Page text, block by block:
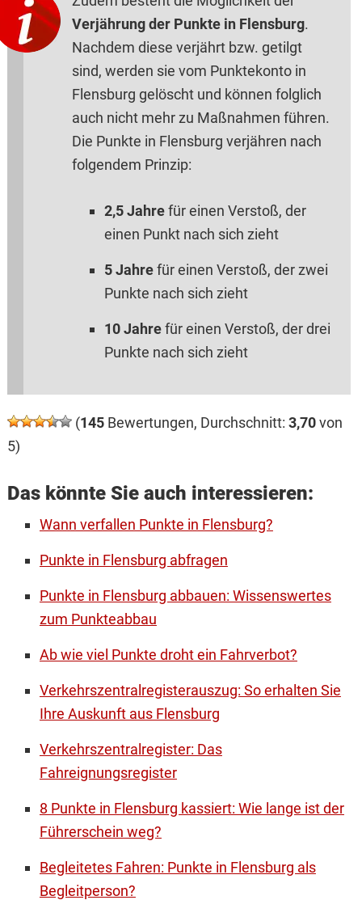
Verjährung der Punkte in Flensburg.
Nachdem diese verjährt bzw. getilgt
sind, werden sie vom Punktekonto in
Flensburg gelöscht und können folglich
auch nicht mehr zu Maßnahmen führen.
Die Punkte in Flensburg verjähren nach
folgendem Prinzip:
2,5 Jahrefür einen Verstoß, der
einen Punkt nach sich zieht
5 Jahrefür einen Verstoß, der zwei
Punkte nach sich zieht
10 Jahrefür einen Verstoß, der drei
Punkte nach sich zieht
(145Bewertungen, Durchschnitt: 3,70von
5)
Das könnte Sie auch interessieren:
Wann verfallen Punkte in Flensburg?
Punkte in Flensburg abfragen
Punkte in Flensburg abbauen: Wissenswertes
zum Punkteabbau
Ab wie viel Punkte droht ein Fahrverbot?
Verkehrszentralregisterauszug: So erhalten Sie
Ihre Auskunft aus Flensburg
Verkehrszentralregister: Das
Fahreignungsregister
8 Punkte in Flensburg kassiert: Wie lange ist der
Führerschein weg?
Begleitetes Fahren: Punkte in Flensburg als
Begleitperson?